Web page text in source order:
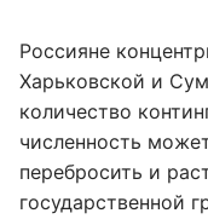
Россияне
Харьковской и
количество
численность
перебросить и
государственной